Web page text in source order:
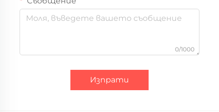
0/1000
Изпрати